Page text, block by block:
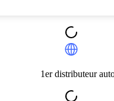
automobile